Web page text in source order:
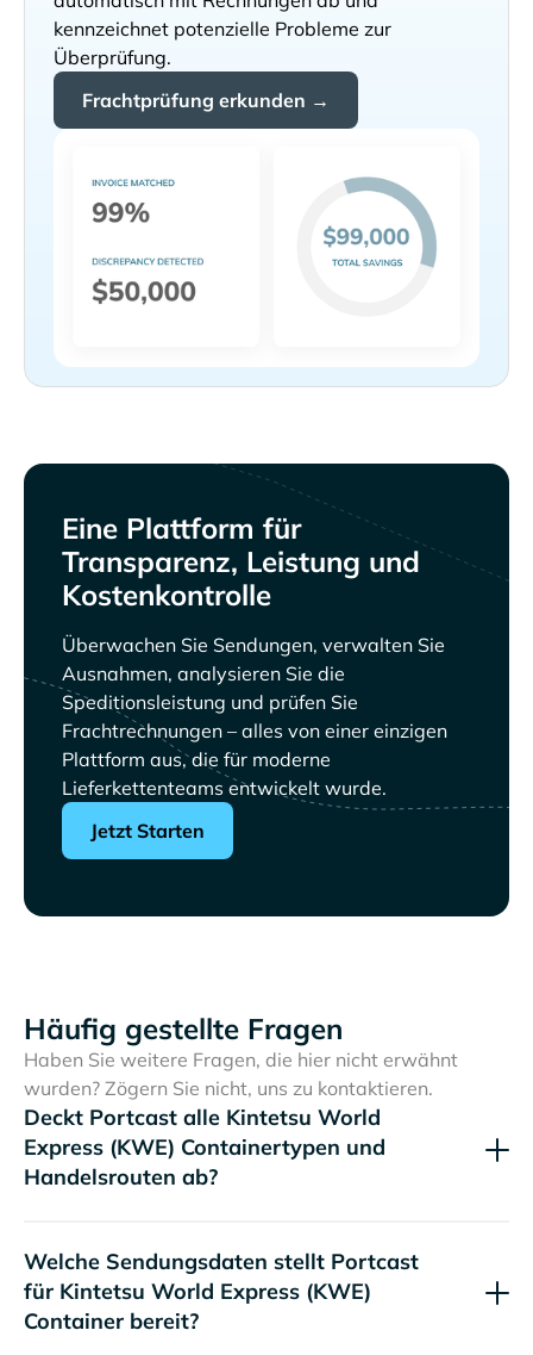
kennzeichnet potenzielle Probleme zur
Überprüfung.
Frachtprüfung erkunden →
Eine Plattform für
Transparenz, Leistung und
Kostenkontrolle
Überwachen Sie Sendungen, verwalten Sie
Ausnahmen, analysieren Sie die
Speditionsleistung und prüfen Sie
Frachtrechnungen – alles von einer einzigen
Plattform aus, die für moderne
Lieferkettenteams entwickelt wurde.
Jetzt Starten
Häufig gestellte Fragen
Haben Sie weitere Fragen, die hier nicht erwähnt
wurden? Zögern Sie nicht, uns zu kontaktieren.
Deckt Portcast alle
Containertypen und
Handelsrouten ab?
Welche Sendungsdaten stellt Portcast
für
Container bereit?